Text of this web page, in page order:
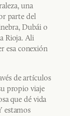
una
parte del
Dubái o
Rioja. Ali
esa conexión
de artículos
propio viaje
que dé vida
estamos